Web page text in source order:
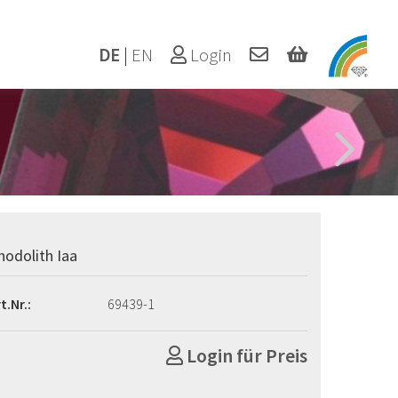
Login
DE | EN
Iaa
69439-1
Login für Preis